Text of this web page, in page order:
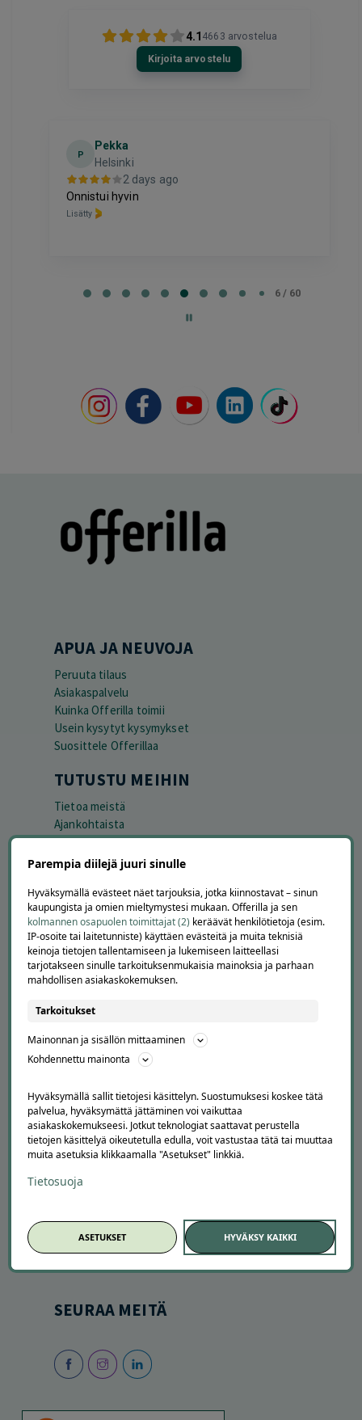
4.1 4663 arvostelua
Kirjoita arvostelu
P
Pekka
Helsinki
2 days ago
Onnistui hyvin
Lisätty
6 / 60
APUA JA NEUVOJA
Peruuta tilaus
Asiakaspalvelu
Kuinka Offerilla toimii
Usein kysytyt kysymykset
Suosittele Offerillaa
TUTUSTU MEIHIN
Tietoa meistä
Ajankohtaista
Tilaa uutiskirje
Avoimet työpaikat
YRITYKSILLE
Markkinoi Offerillassa
Vaikuttajayhteistyö
Partneriportaali
LATAA APPI
SESONGISSA
Uusimmat tarjoukset
Kesätekemistä
SEURAA MEITÄ
Parempia diilejä juuri sinulle
Hyväksymällä evästeet näet tarjouksia, jotka kiinnostavat – sinun
kaupungista ja omien mieltymystesi mukaan. Offerilla ja sen
kolmannen osapuolen toimittajat (2) keräävät henkilötietoja (esim.
IP-osoite tai laitetunniste) käyttäen evästeitä ja muita teknisiä
keinoja tietojen tallentamiseen ja lukemiseen laitteellasi
tarjotakseen sinulle tarkoituksenmukaisia mainoksia ja parhaan
mahdollisen asiakaskokemuksen.
Tarkoitukset
Mainonnan ja sisällön mittaaminen
Kohdennettu mainonta
Hyväksymällä sallit tietojesi käsittelyn. Suostumuksesi koskee tätä
palvelua, hyväksymättä jättäminen voi vaikuttaa
asiakaskokemukseesi. Jotkut teknologiat saattavat perustella
tietojen käsittelyä oikeutetulla edulla, voit vastustaa tätä tai muuttaa
muita asetuksia klikkaamalla "Asetukset" linkkiä.
Tietosuoja
ASETUKSET HYVÄKSY KAIKKI